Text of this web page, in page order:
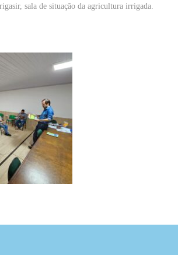
sala de situação da agricultura irrigada.